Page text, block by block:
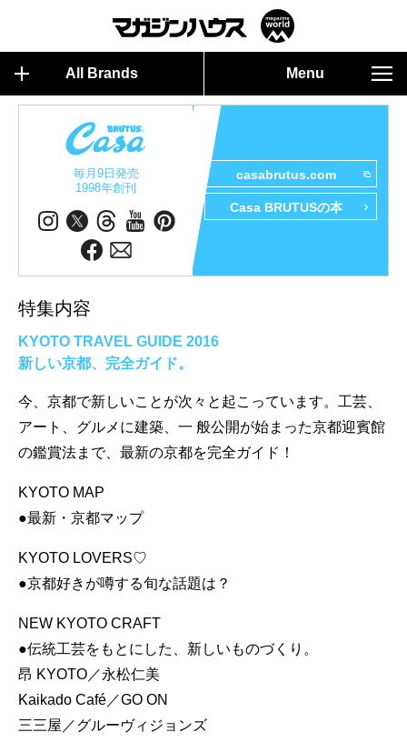
All Brands Menu
毎月9日発売
1998年創刊
casabrutus.com
Casa BRUTUSの本
特集内容
KYOTO TRAVEL GUIDE 2016
新しい京都、完全ガイド。
今、京都で新しいことが次々と起こっています。工芸、
アート、グルメに建築、一 般公開が始まった京都迎賓館
の鑑賞法まで、最新の京都を完全ガイド！
KYOTO MAP
●最新・京都マップ
KYOTO LOVERS♡
●京都好きが噂する旬な話題は？
NEW KYOTO CRAFT
●伝統工芸をもとにした、新しいものづくり。
昂 KYOTO／永松仁美
Kaikado Café／GO ON
三三屋／グルーヴィジョンズ